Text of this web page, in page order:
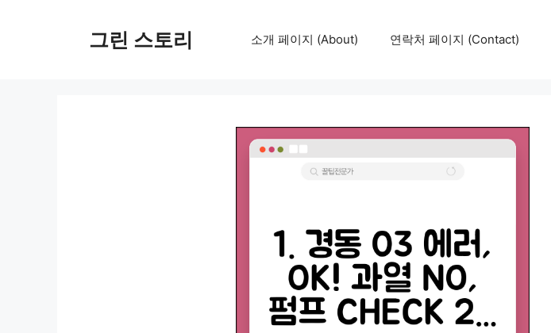
그린 스토리 소개 페이지 (About) 연락처 페이지 (Contact)